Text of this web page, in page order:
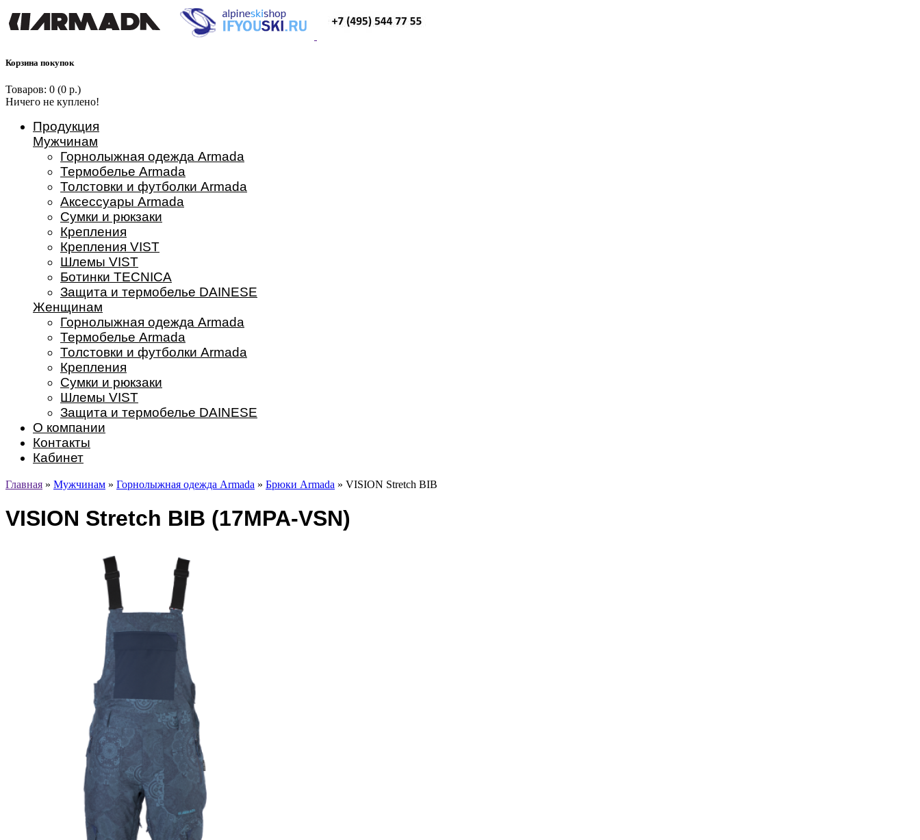
Корзина покупок
Товаров: 0 (0 р.)
Ничего не куплено!
Продукция
Мужчинам
Горнолыжная одежда Armada
Термобелье Armada
Толстовки и футболки Armada
Аксессуары Armada
Сумки и рюкзаки
Крепления
Крепления VIST
Шлемы VIST
Ботинки TECNICA
Защита и термобелье DAINESE
Женщинам
Горнолыжная одежда Armada
Термобелье Armada
Толстовки и футболки Armada
Крепления
Сумки и рюкзаки
Шлемы VIST
Защита и термобелье DAINESE
О компании
Контакты
Кабинет
Главная » Мужчинам » Горнолыжная одежда Armada » Брюки Armada » VISION Stretch BIB
VISION Stretch BIB (17MPA-VSN)